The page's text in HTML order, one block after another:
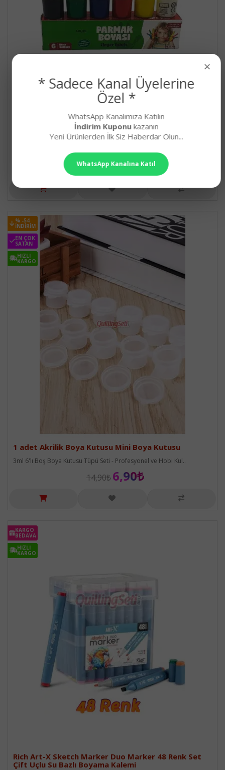
Parmak ve Yüz Boyası 6 Renk 6x25mm
Parmak ve Yüz Boyası Ürün Özellikleri; 6 Renk P..
118,90₺
% -54
İNDIRIM
EN ÇOK
SATAN
HIZLI
KARGO
% -54
İNDIRIM
EN ÇOK
SATAN
HIZLI
KARGO
1 adet Akrilik Boya Kutusu Mini Boya Kutusu
3ml 6'lı Boş Boya Kutusu Tüpü Seti - Profesyonel ve Hobi Kul..
14,90₺ 6,90₺
KARGO
BEDAVA
HIZLI
KARGO
KARGO
BEDAVA
HIZLI
KARGO
Rich Art-X Sketch Marker Duo Marker 48 Renk Set
Çift Uçlu Su Bazlı Boyama Kalemi
×
* Sadece Kanal Üyelerine
Özel *
WhatsApp Kanalımıza Katılın
İndirim Kuponukazanın
Yeni Ürünlerden İlk Siz Haberdar Olun...
WhatsApp Kanalına Katıl